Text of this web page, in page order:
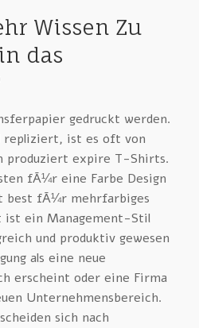
Wissen Zu
das
gedruckt werden.
repliziert, ist es oft von
produziert expire T-Shirts.
fÃ¼r eine Farbe Design
best fÃ¼r mehrfarbiges
ist ein Management-Stil
und produktiv gewesen
als eine neue
erscheint oder eine Firma
Unternehmensbereich.
sich nach